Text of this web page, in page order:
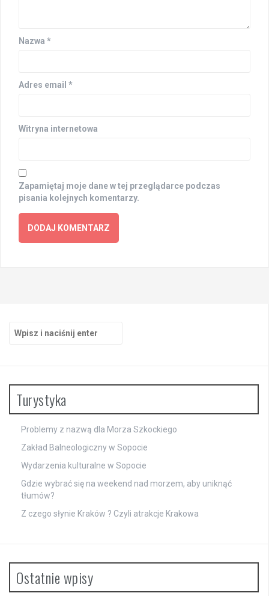
Nazwa *
Adres email *
Witryna internetowa
Zapamiętaj moje dane w tej przeglądarce podczas
pisania kolejnych komentarzy.
Turystyka
Problemy z nazwą dla Morza Szkockiego
Zakład Balneologiczny w Sopocie
Wydarzenia kulturalne w Sopocie
Gdzie wybrać się na weekend nad morzem, aby uniknąć
tłumów?
Z czego słynie Kraków ? Czyli atrakcje Krakowa
Ostatnie wpisy